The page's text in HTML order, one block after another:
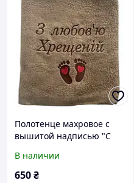
Полотенце махровое с
вышитой надписью "С
карамель 70х140 см,
В наличии
650₴